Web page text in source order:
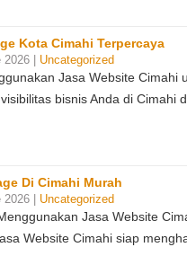
Kota Cimahi Terpercaya
2026 | Uncategorized
Jasa Website Cimahi
bisnis Anda di Cimahi
Di Cimahi Murah
2026 | Uncategorized
Jasa Website
Website Cimahi siap